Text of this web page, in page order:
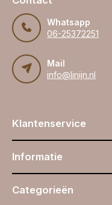
Whatsapp
06-25372251
Mail
info@linijn.nl
Klantenservice
Informatie
Categorieën